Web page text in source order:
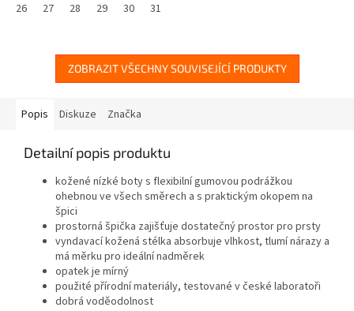
26
27 28 29 30 31
ZOBRAZIT VŠECHNY SOUVISEJÍCÍ PRODUKTY
Popis Diskuze Značka
Detailní popis produktu
kožené nízké boty s flexibilní gumovou podrážkou
ohebnou ve všech směrech a s praktickým okopem na
špici
prostorná špička zajišťuje dostatečný prostor pro prsty
vyndavací kožená stélka absorbuje vlhkost, tlumí nárazy a
má měrku pro ideální nadměrek
opatek je mírný
použité přírodní materiály, testované v české laboratoři
dobrá voděodolnost